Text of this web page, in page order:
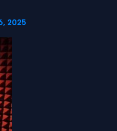
2025